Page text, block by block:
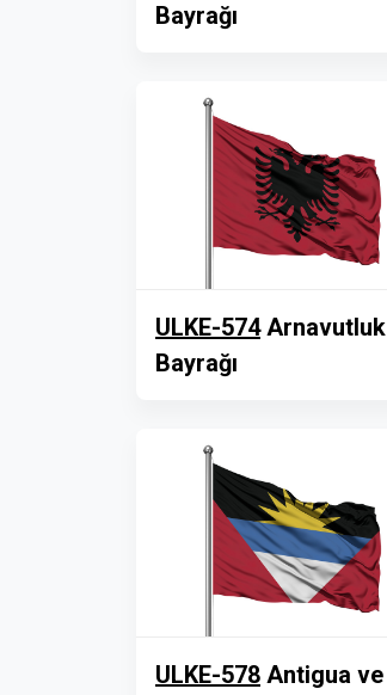
Bayrağı
ULKE-574Arnavutluk
Bayrağı
ULKE-578 Antigua ve